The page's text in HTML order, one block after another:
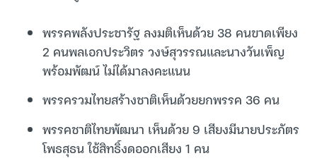
พรรคพลังประชารัฐ ลงมติเห็นด้วย 38 คนขาดเพียง
2 คนพลเอกประวิตร วงษ์สุวรรณและนางวันเพ็ญ
พร้อมพัฒน์ ไม่ได้มาลงคะแนน
พรรครวมไทยสร้างชาติเห็นด้วยยกพรรค 36 คน
พรรคชาติไทยพัฒนา เห็นด้วย 9 เสียงมีนายประภัตร
โพธสุธน ใช้สิทธิ์งดออกเสียง 1 คน